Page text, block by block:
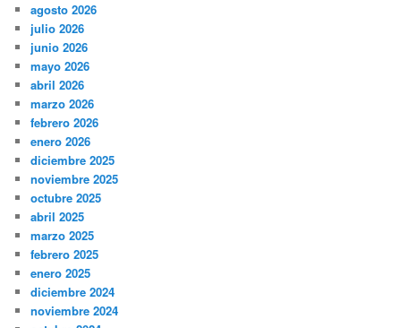
agosto 2026
julio 2026
junio 2026
mayo 2026
abril 2026
marzo 2026
febrero 2026
enero 2026
diciembre 2025
noviembre 2025
octubre 2025
abril 2025
marzo 2025
febrero 2025
enero 2025
diciembre 2024
noviembre 2024